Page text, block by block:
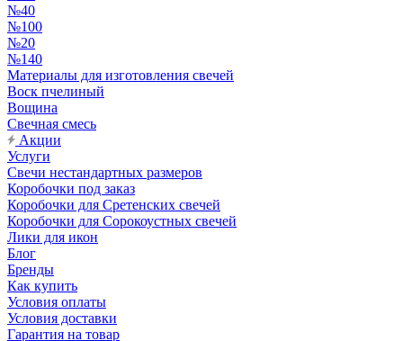
№40
№100
№20
№140
Материалы для изготовления свечей
Воск пчелиный
Вощина
Свечная смесь
Акции
Услуги
Свечи нестандартных размеров
Коробочки под заказ
Коробочки для Сретенских свечей
Коробочки для Сорокоустных свечей
Лики для икон
Блог
Бренды
Как купить
Условия оплаты
Условия доставки
Гарантия на товар